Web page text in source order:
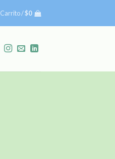
Carrito /$0